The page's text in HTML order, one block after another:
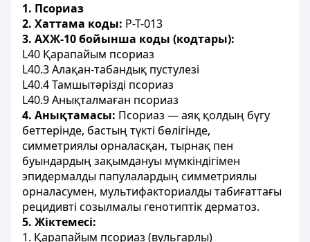
1. Псориаз
2. Хаттама коды: P-T-013
3. АХЖ-10 бойынша коды (кодтары):
L40 Қарапайым псориаз
L40.3 Алақан-табандық пустулезі
L40.4 Тамшытәрізді псориаз
L40.9 Анықталмаған псориаз
4. Анықтамасы: Псориаз — аяқ қолдың бүгу
беттерінде, бастың түкті бөлігінде,
симметриялы орналасқан, тырнақ пен
буындардың зақымдануы мүмкіндігімен
эпидермалды папулалардың симметриялы
орналасумен, мультифакториалды табиғаттағы
рецидивті созылмалы генотиптік дерматоз.
5. Жіктемесі:
1. Қарапайым псориаз (вульгарлы)